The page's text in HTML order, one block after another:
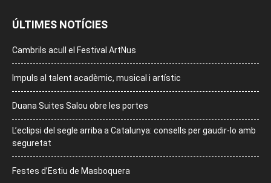
ÚLTIMES NOTÍCIES
Cambrils acull el Festival ArtNus
Impuls al talent acadèmic, musical i artístic
Duana Suites Salou obre les portes
L’eclipsi del segle arriba a Catalunya: consells per gaudir-lo amb
seguretat
Festes d’Estiu de Masboquera